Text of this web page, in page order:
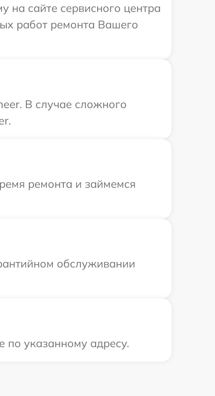
на сайте сервисного центра
работ ремонта Вашего
В случае сложного
ремонта и займемся
обслуживании
по указанному адресу.